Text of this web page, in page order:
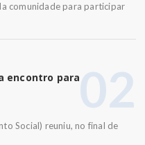
comunidade para participar
02
encontro para
Social) reuniu, no final de